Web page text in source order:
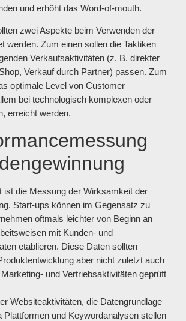
und erhöht das Word-of-mouth.
zwei Aspekte beim Verwenden der
werden. Zum einen sollen die Taktiken
Verkaufsaktivitäten (z. B. direkter
Verkauf durch Partner) passen. Zum
optimale Level von Customer
bei technologisch komplexen oder
erreicht werden.
ist die Messung der Wirksamkeit der
Start-ups können im Gegensatz zu
oftmals leichter von Beginn an
mit Kunden- und
etablieren. Diese Daten sollten
aber nicht zuletzt auch
und Vertriebsaktivitäten geprüft
Websiteaktivitäten, die Datengrundlage
Plattformen und Keywordanalysen stellen